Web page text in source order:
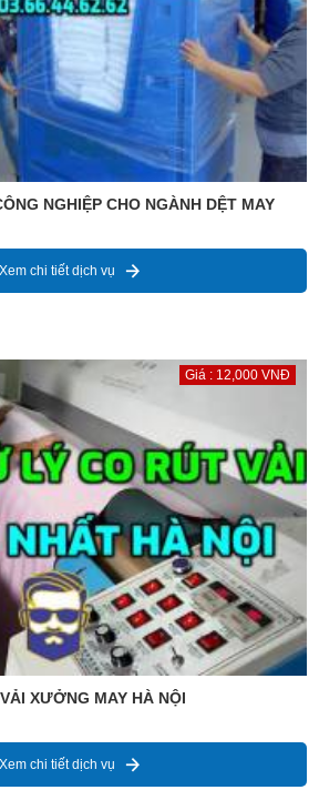
NGHIỆP CHO NGÀNH DỆT MAY
Xem chi tiết dịch vụ
Giá : 12,000 VNĐ
XƯỞNG MAY HÀ NỘI
Xem chi tiết dịch vụ